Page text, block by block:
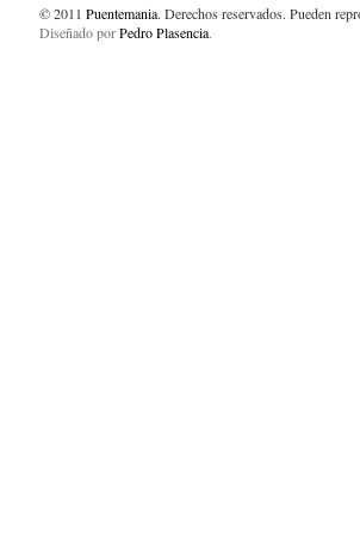
© 2011 Puentemania. Derechos reservados. Pueden
Diseñado porPedro Plasencia.